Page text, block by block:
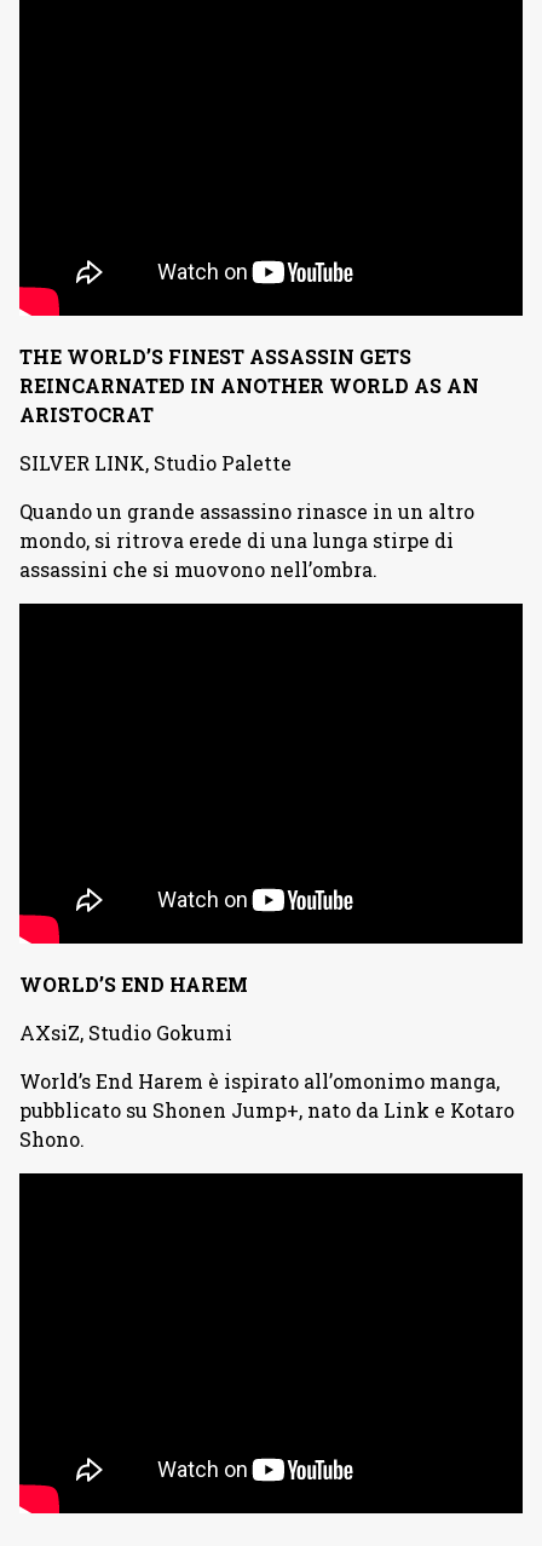
THE WORLD’S FINEST ASSASSIN GETS
REINCARNATED IN ANOTHER WORLD AS AN
ARISTOCRAT
SILVER LINK, Studio Palette
Quando un grande assassino rinasce in un altro
mondo, si ritrova erede di una lunga stirpe di
assassini che si muovono nell’ombra.
WORLD’S END HAREM
AXsiZ, Studio Gokumi
World’s End Harem è ispirato all’omonimo manga,
pubblicato su Shonen Jump+, nato da Link e Kotaro
Shono.